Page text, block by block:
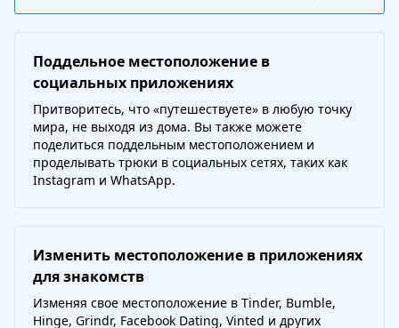
Поддельное местоположение в
социальных приложениях
Притворитесь, что «путешествуете» в любую точку
мира, не выходя из дома. Вы также можете
поделиться поддельным местоположением и
проделывать трюки в социальных сетях, таких как
Instagram и WhatsApp.
Изменить местоположение в приложениях
для знакомств
Изменяя свое местоположение в Tinder, Bumble,
Hinge, Grindr, Facebook Dating, Vinted и других